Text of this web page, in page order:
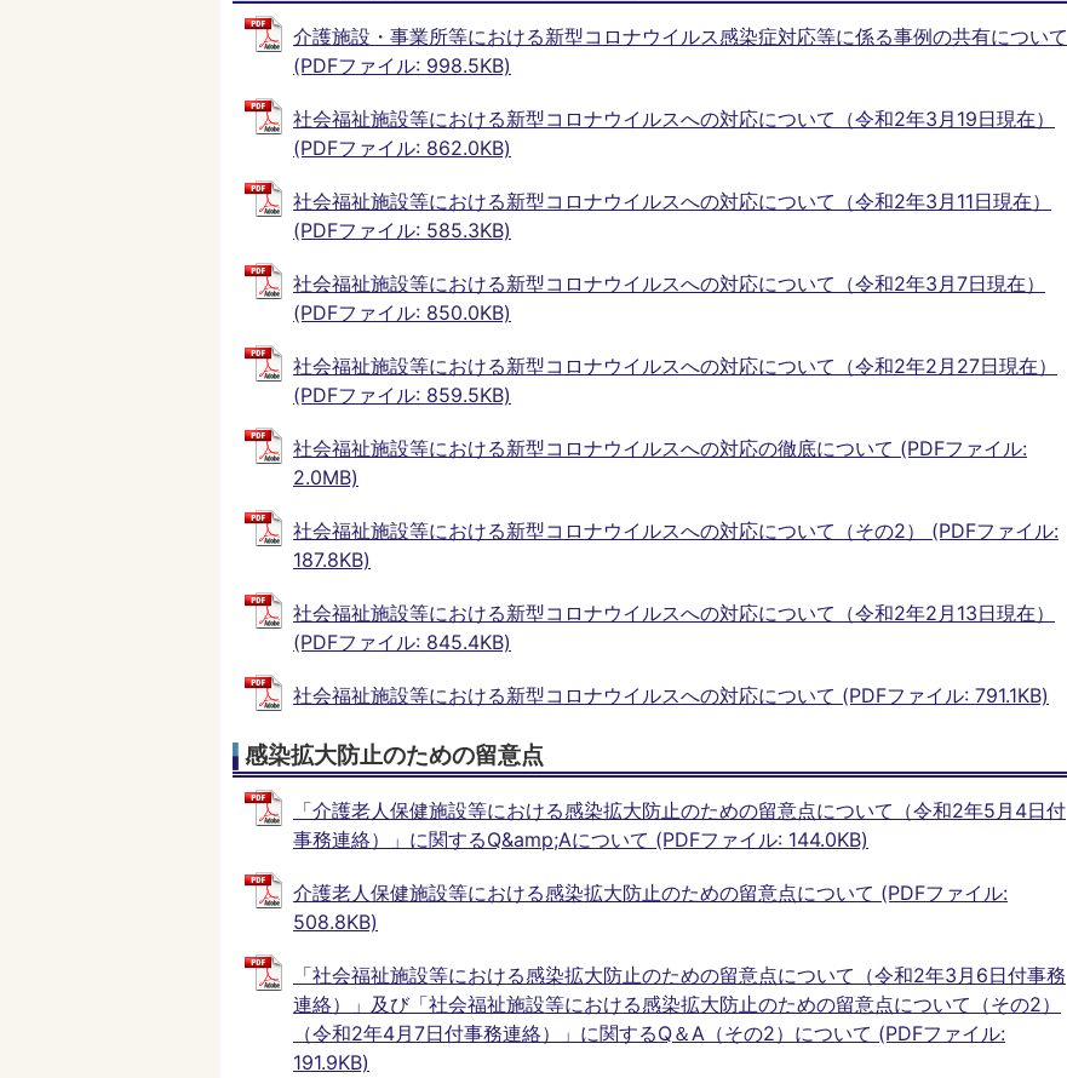
介護施設・事業所等における新型コロナウイルス感染症対応等に係る事例の共有について
(PDFファイル: 998.5KB)
社会福祉施設等における新型コロナウイルスへの対応について（令和2年3月19日現在）
(PDFファイル: 862.0KB)
社会福祉施設等における新型コロナウイルスへの対応について（令和2年3月11日現在）
(PDFファイル: 585.3KB)
社会福祉施設等における新型コロナウイルスへの対応について（令和2年3月7日現在）
(PDFファイル: 850.0KB)
社会福祉施設等における新型コロナウイルスへの対応について（令和2年2月27日現在）
(PDFファイル: 859.5KB)
社会福祉施設等における新型コロナウイルスへの対応の徹底について (PDFファイル:
2.0MB)
社会福祉施設等における新型コロナウイルスへの対応について（その2） (PDFファイル:
187.8KB)
社会福祉施設等における新型コロナウイルスへの対応について（令和2年2月13日現在）
(PDFファイル: 845.4KB)
社会福祉施設等における新型コロナウイルスへの対応について (PDFファイル: 791.1KB)
感染拡大防止のための留意点
「介護老人保健施設等における感染拡大防止のための留意点について（令和2年5月4日付
事務連絡）」に関するQ&amp;Aについて (PDFファイル: 144.0KB)
介護老人保健施設等における感染拡大防止のための留意点について (PDFファイル:
508.8KB)
「社会福祉施設等における感染拡大防止のための留意点について（令和2年3月6日付事務
連絡）」及び「社会福祉施設等における感染拡大防止のための留意点について（その2）
（令和2年4月7日付事務連絡）」に関するQ＆A（その2）について (PDFファイル:
191.9KB)